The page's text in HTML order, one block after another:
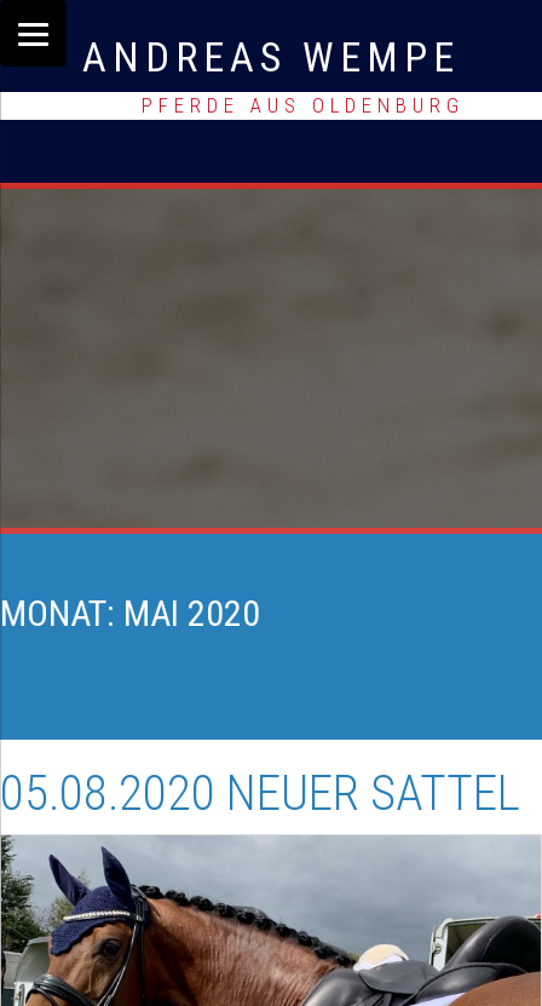
ANDREAS WEMPE
PFERDE AUS OLDENBURG
MONAT: MAI 2020
05.08.2020 NEUER SATTEL